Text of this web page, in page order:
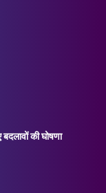
की घोषणा